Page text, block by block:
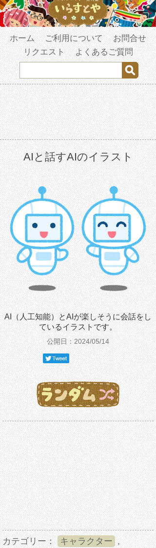
ホーム ご利用について
お問合せ
リクエスト
よくあるご質問
AIと話すAIのイラスト
AI（人工知能）とAIが楽しそうに会話をし
ているイラストです。
公開日：2024/05/14
カテゴリー： キャラクター ,